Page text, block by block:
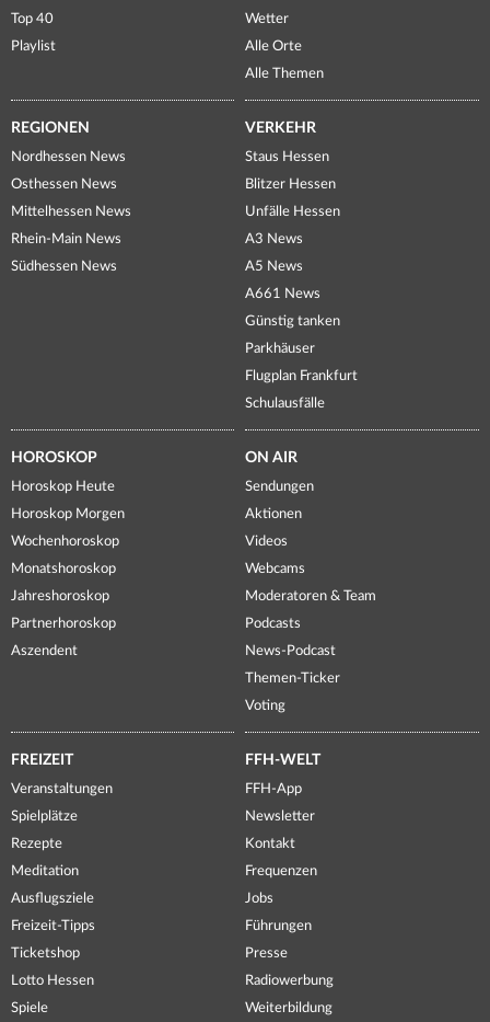
Top 40
Playlist
Wetter
Alle Orte
Alle Themen
REGIONEN
Nordhessen News
Osthessen News
Mittelhessen News
Rhein-Main News
Südhessen News
VERKEHR
Staus Hessen
Blitzer Hessen
Unfälle Hessen
A3 News
A5 News
A661 News
Günstig tanken
Parkhäuser
Flugplan Frankfurt
Schulausfälle
HOROSKOP
Horoskop Heute
Horoskop Morgen
Wochenhoroskop
Monatshoroskop
Jahreshoroskop
Partnerhoroskop
Aszendent
ON AIR
Sendungen
Aktionen
Videos
Webcams
Moderatoren & Team
Podcasts
News-Podcast
Themen-Ticker
Voting
FREIZEIT
Veranstaltungen
Spielplätze
Rezepte
Meditation
Ausflugsziele
Freizeit-Tipps
Ticketshop
Lotto Hessen
Spiele
FFH-WELT
FFH-App
Newsletter
Kontakt
Frequenzen
Jobs
Führungen
Presse
Radiowerbung
Weiterbildung